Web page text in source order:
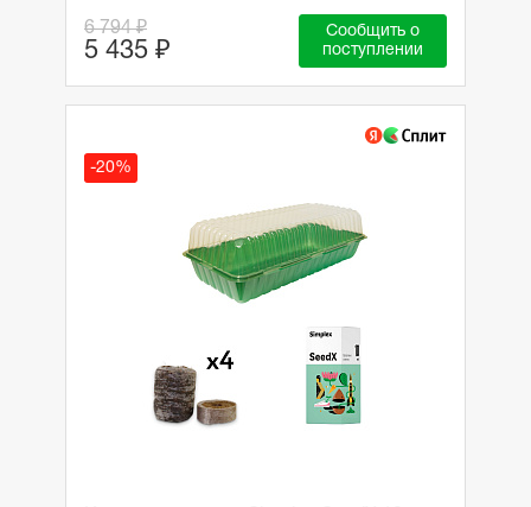
6 794 ₽
5 435 ₽
Сообщить о
поступлении
-20%